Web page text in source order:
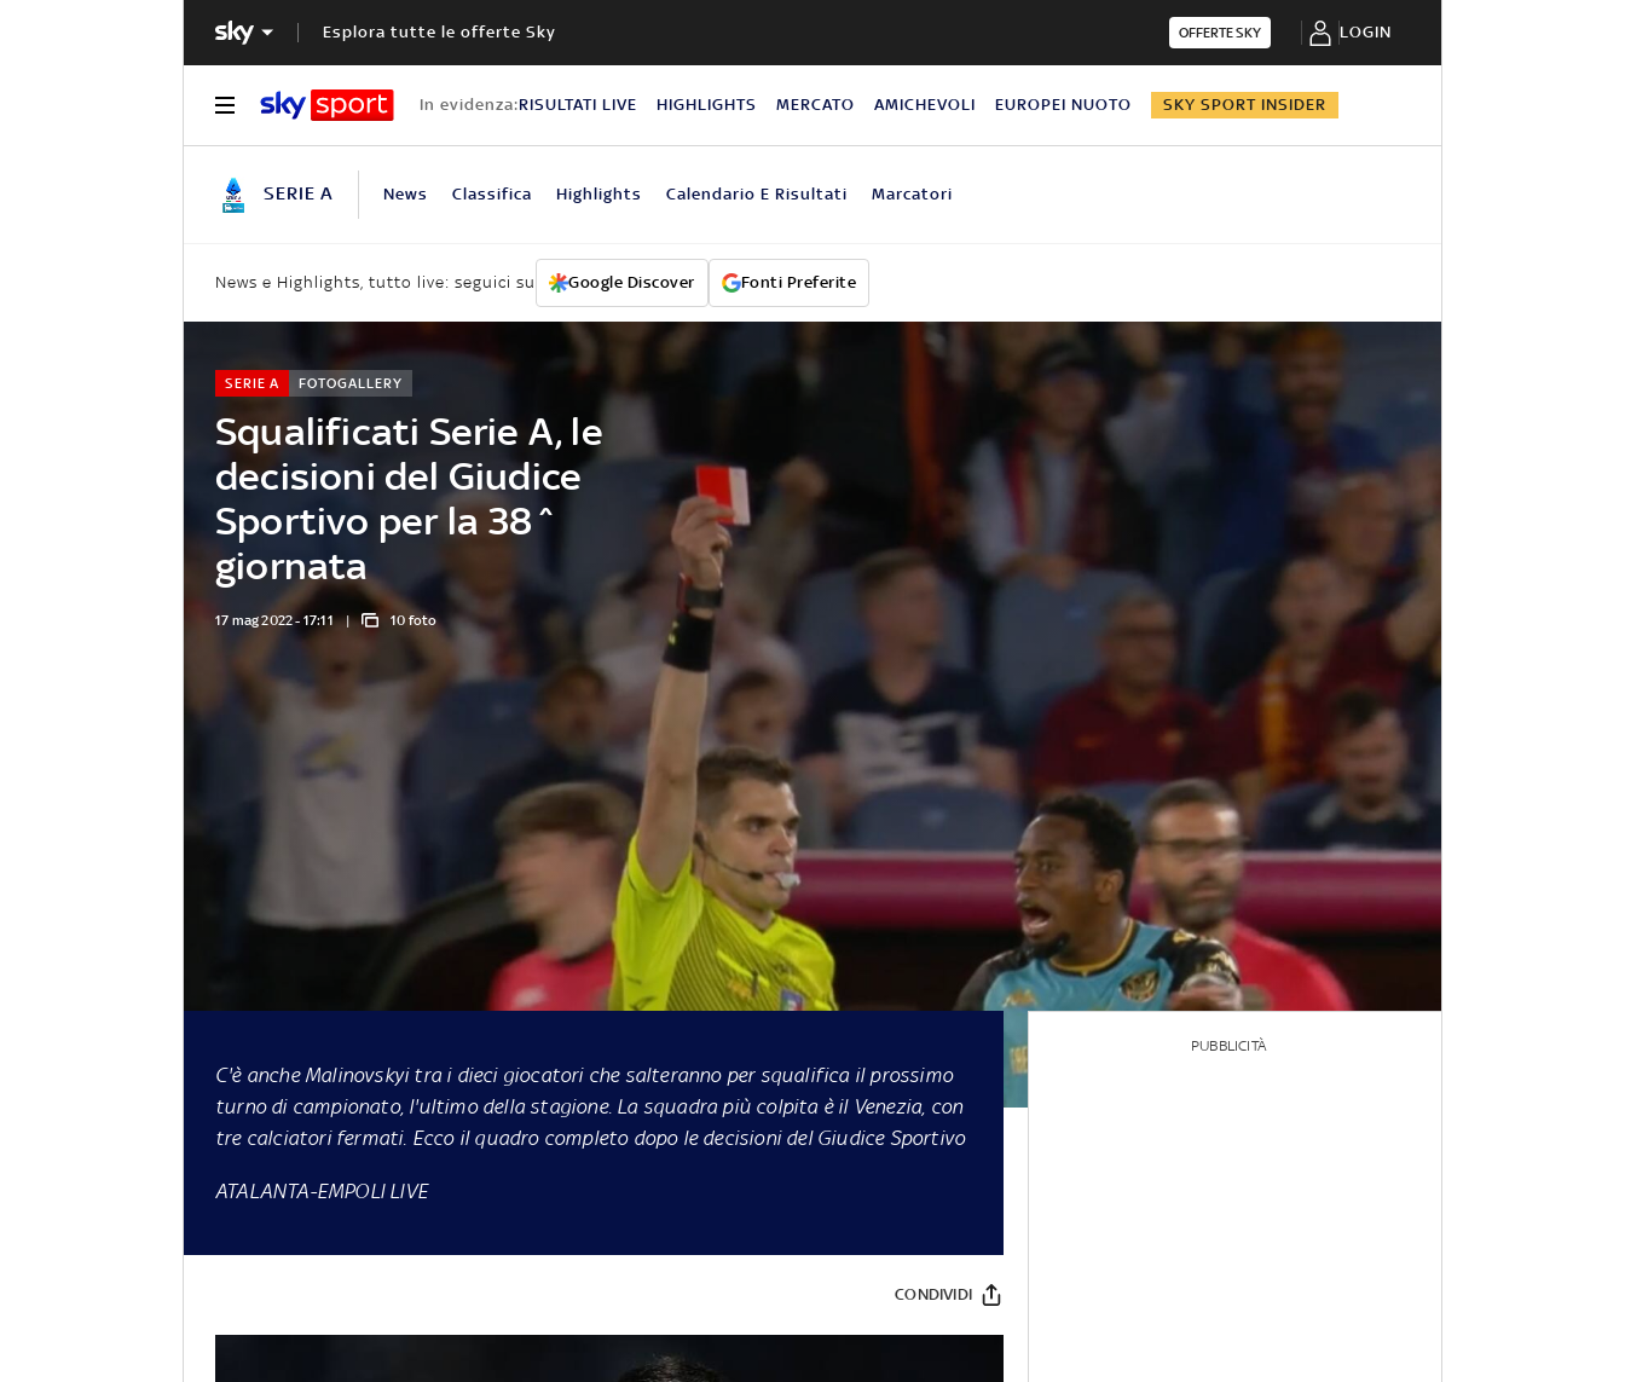
Esplora tutte le offerte Sky OFFERTE SKY LOGIN
In evidenza:RISULTATI LIVE HIGHLIGHTS MERCATO AMICHEVOLI EUROPEI NUOTO SKY SPORT INSIDER
SERIE A News Classifica Highlights Calendario E Risultati Marcatori
News e Highlights, tutto live: seguici su Google Discover Fonti Preferite
Squalificati Serie A, le
decisioni del Giudice
Sportivo per la 38^
giornata
SERIE A FOTOGALLERY
17 mag 2022 - 17:11 10 foto
C'è anche Malinovskyi tra i dieci giocatori che salteranno per squalifica il prossimo
turno di campionato, l'ultimo della stagione. La squadra più colpita è il Venezia, con
tre calciatori fermati. Ecco il quadro completo dopo le decisioni del Giudice Sportivo
ATALANTA-EMPOLI LIVE
CONDIVIDI
PUBBLICITÀ